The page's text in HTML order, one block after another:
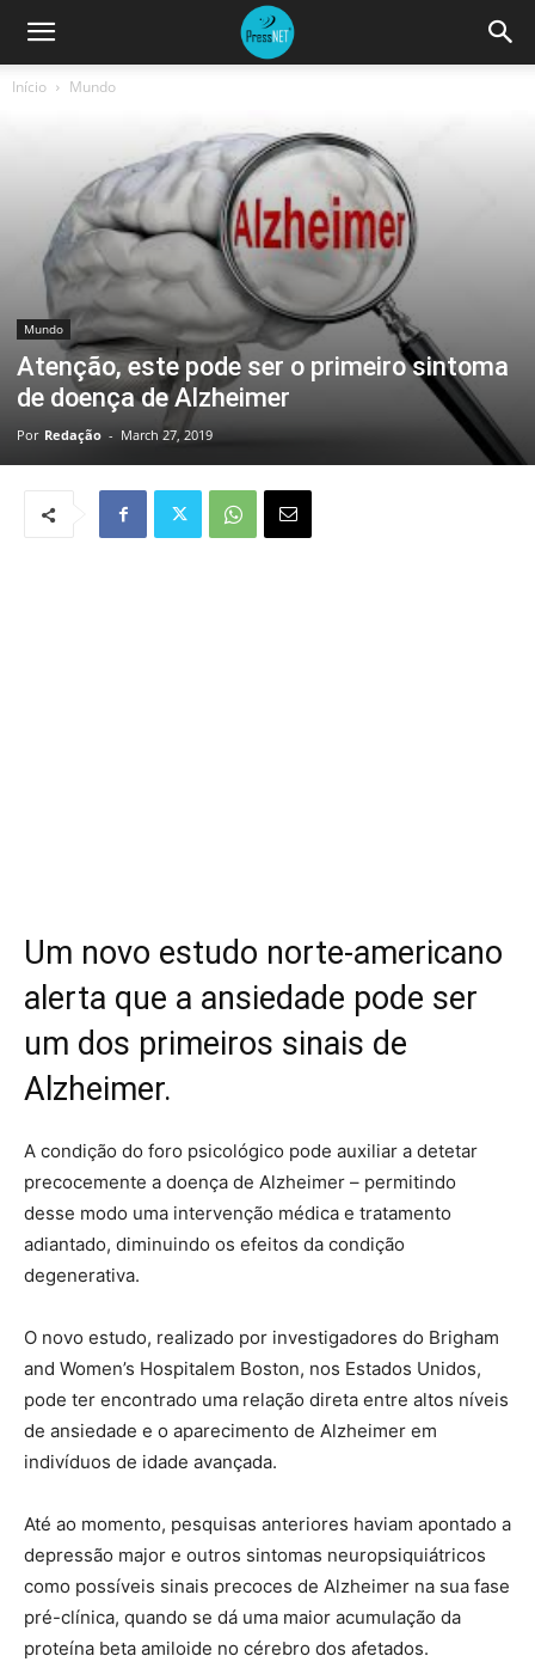
Início Mundo
Mundo
Atenção, este pode ser o primeiro sintoma
de doença de Alzheimer
Por Redação - March 27, 2019
Um novo estudo norte-americano
alerta que a ansiedade pode ser
um dos primeiros sinais de
Alzheimer.
A condição do foro psicológico pode auxiliar a detetar
precocemente a doença de Alzheimer – permitindo
desse modo uma intervenção médica e tratamento
adiantado, diminuindo os efeitos da condição
degenerativa.
O novo estudo, realizado por investigadores do Brigham
and Women’s Hospitalem Boston, nos Estados Unidos,
pode ter encontrado uma relação direta entre altos níveis
de ansiedade e o aparecimento de Alzheimer em
indivíduos de idade avançada.
Até ao momento, pesquisas anteriores haviam apontado a
depressão major e outros sintomas neuropsiquiátricos
como possíveis sinais precoces de Alzheimer na sua fase
pré-clínica, quando se dá uma maior acumulação da
proteína beta amiloide no cérebro dos afetados.